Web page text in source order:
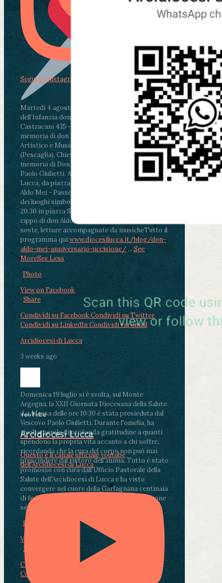
Martedì 4 agosto2026
ore 11:30 - Lucca, Scuola
dell’Infanzia don Aldo Mei - Viale Castruccio
Castracani 435 - Inaugurazione murales in
memoria di don Aldo Mei curato dal Liceo
Artistico e Musicale “Passaglia”
ore 18 - Fiano
(Pescaglia), Chiesa parrocchiale - Messa in
memoria di Don Aldo Mei celebrata da mons.
Paolo Giulietti, Arcivescovo di Lucca
ore 20.30 -
Lucca, da piazza San Michele al Cippo di don
Aldo Mei - Passeggiata della Memoria in alcuni
dei luoghi simbolo della città. Ritrovo alle ore
20.30 in piazza San Michele con conclusione al
cippo di don Aldo Mei (Porta Elisa). Durante le
soste, letture accompagnate da musicheTutto il
programma qui:www.diocesilucca.it/blog/don-
aldo-mei-anniversario-uccisione/ ... See
MoreSee Less
Photo
View on Facebook
· Share
Condividi su FacebookCondividi su Twitter
Condividi su LinkedInCondividi via email
Arcidiocesi di Lucca
3 weeks ago
Domenica 19 luglio si è svolta, sul Monte
Argegna, la XXII Giornata Diocesana della Salute.
.La Messa delle ore 10:30 è stata presieduta dal
Vescovo Paolo Giulietti. Durante l'omelia, ha
rivolto parole di profonda gratitudine a quanti
spendono la propria vita accanto a chi soffre,
ricordando che la cura del corpo non può mai
prescindere dal ristoro dell'anima..Tutto è stato
promosso con cura dall'Ufficio Pastorale della
Salute dell'Arcidiocesi di Lucca e ha visto
convergere nel cuore della Garfagnana centinaia
di fedeli, operatori sanitari, volontari e persone
segnate dalla malattia.
Photo
View on Facebook
· Share
Condividi su Facebook
Condividi su LinkedIn
Segui su Instagram
YouTube
Arcidiocesi Lucca
Questo è il canale ufficiale youtube
dell'Arcidiocesi di Lucca